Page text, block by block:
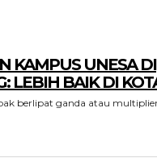
KAMPUS UNESA DI
LEBIH BAIK DI
berlipat ganda atau